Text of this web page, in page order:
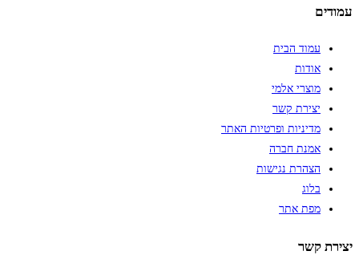
עמודים
עמוד הבית
אודות
מוצרי אלמי
יצירת קשר
מדיניות ופרטיות האתר
אמנת חברה
הצהרת נגישות
בלוג
מפת אתר
יצירת קשר